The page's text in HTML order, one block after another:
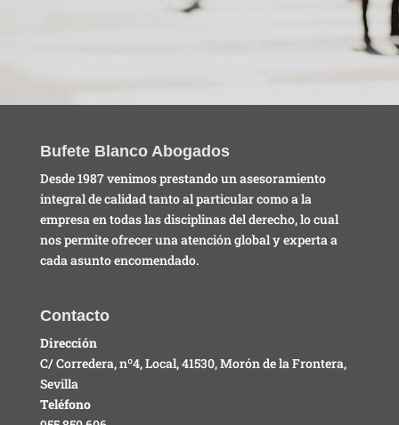
Bufete Blanco Abogados
Desde 1987 venimos prestando un asesoramiento
integral de calidad tanto al particular como a la
empresa en todas las disciplinas del derecho, lo cual
nos permite ofrecer una atención global y experta a
cada asunto encomendado.
Contacto
Dirección
C/ Corredera, nº4, Local, 41530, Morón de la Frontera,
Sevilla
Teléfono